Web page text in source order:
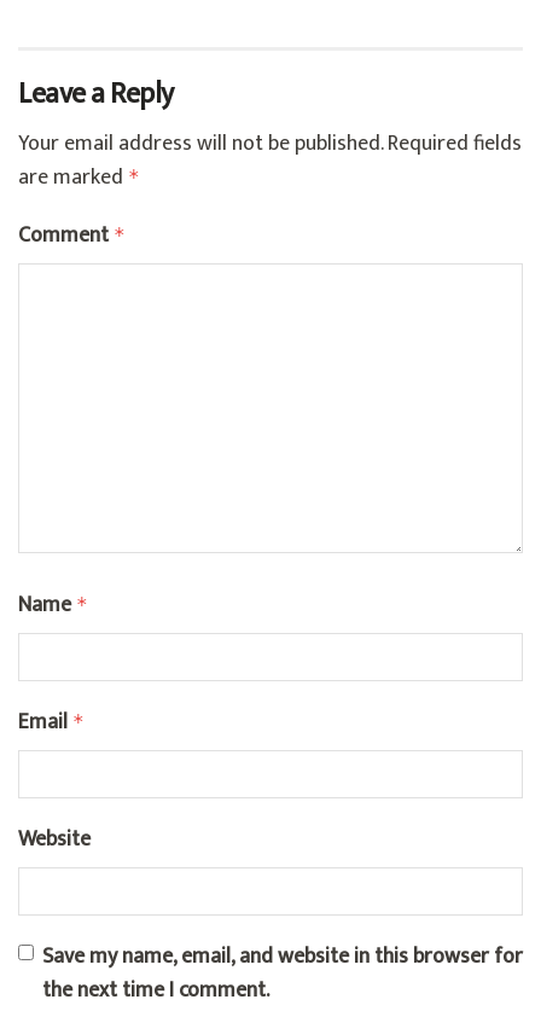
Leave a Reply
Your email address will not be published.Required fields
are marked *
Comment *
Name *
Email *
Website
Save my name, email, and website in this browser for
the next time I comment.